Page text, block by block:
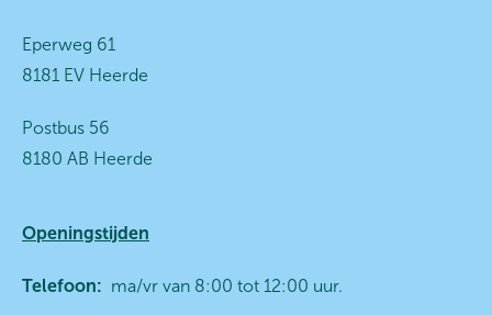
Eperweg 61
8181 EV Heerde
Postbus 56
8180 AB Heerde
Openingstijden
Telefoon: ma/vr van 8:00 tot 12:00 uur.